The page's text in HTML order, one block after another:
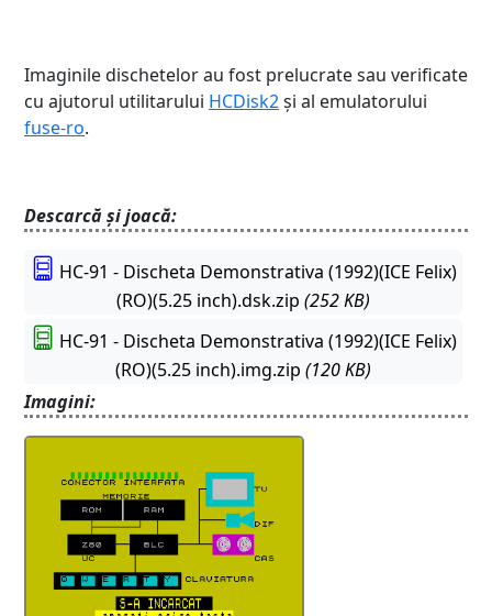
Imaginile dischetelor au fost prelucrate sau verificate
cu ajutorul utilitarului HCDisk2și al emulatorului
fuse-ro.
Descarcă și joacă:
HC-91 - Discheta Demonstrativa (1992)(ICE Felix)
(RO)(5.25 inch).dsk.zip (252 KB)
HC-91 - Discheta Demonstrativa (1992)(ICE Felix)
(RO)(5.25 inch).img.zip (120 KB)
Imagini: